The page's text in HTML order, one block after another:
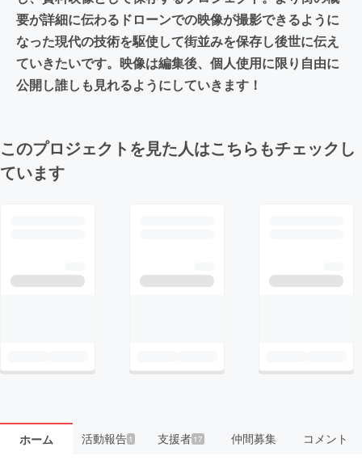
要が詳細に伝わるドローンでの映像が撮影できるように
なった現代の技術を駆使して街並みを保存し後世に伝え
ていきたいです。映像は編集後、個人使用に限り自由に
公開し誰しも見れるようにしていきます！
このプロジェクトを見た人はこちらもチェックし
ています
ホーム 活動報告1 支援者 17 仲間募集 コメント